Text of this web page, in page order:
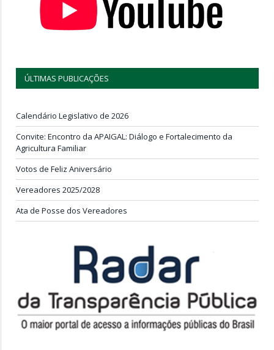
ÚLTIMAS PUBLICAÇÕES
Calendário Legislativo de 2026
Convite: Encontro da APAIGAL: Diálogo e Fortalecimento da
Agricultura Familiar
Votos de Feliz Aniversário
Vereadores 2025/2028
Ata de Posse dos Vereadores